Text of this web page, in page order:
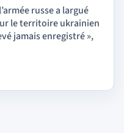
russe a largué
le territoire ukrainien
jamais enregistré »,